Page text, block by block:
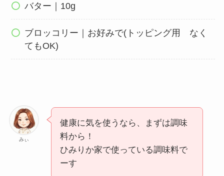
バター｜10g
ブロッコリー｜お好みで(トッピング用 なく
てもOK)
みぃ
健康に気を使うなら、まずは調味
料から！
ひみりか家で使っている調味料で
ーす